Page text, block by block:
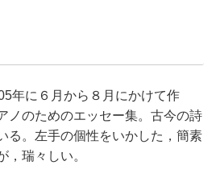
年に６月から８月にかけて作
ノのためのエッセー集。古今の詩
る。左手の個性をいかした，簡素
，瑞々しい。